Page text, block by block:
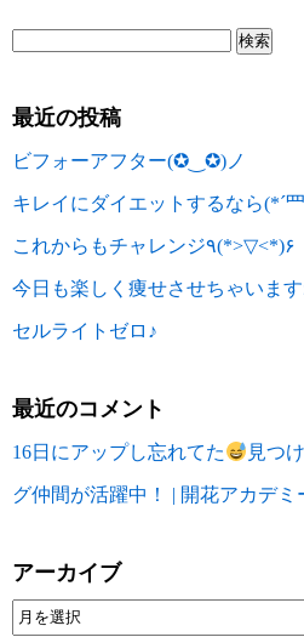
最近の投稿
ビフォーアフター(✪‿✪)ノ
キレイにダイエットするなら(*´
これからもチャレンジ٩(*>▽<*)۶
今日も楽しく痩せさせちゃいま
セルライトゼロ♪
最近のコメント
16日にアップし忘れてた 見つ
グ仲間が活躍中！ | 開花アカデミ
アーカイブ